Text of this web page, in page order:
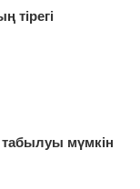
тірегі
мүмкін